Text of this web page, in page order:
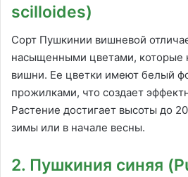
scilloides)
Сорт Пушкинии вишневой
насыщенными цветами, которые
вишни. Ее цветки имеют белый
прожилками, что создает
Растение достигает высоты до
зимы или в начале весны.
2. Пушкиния синяя